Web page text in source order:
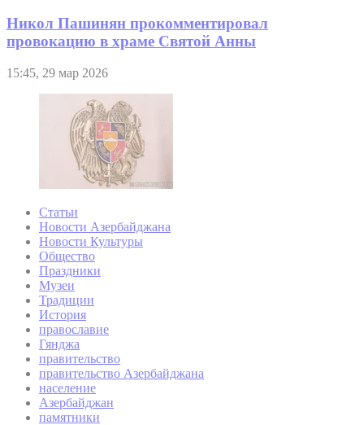
Никол Пашинян прокомментировал
провокацию в храме Святой Анны
15:45, 29 мар 2026
Статьи
Новости Азербайджана
Новости Культуры
Общество
Праздники
Музеи
Традиции
История
православие
Гянджа
правительство
правительство Азербайджана
население
Азербайджан
памятники